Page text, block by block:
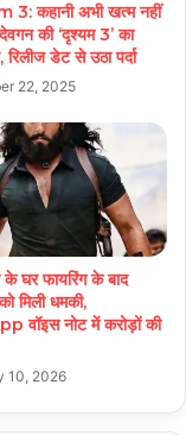
कहानी अभी खत्म नहीं
की ‘दृश्यम 3’ का
डेट से उठा पर्दा
22, 2025
के घर फायरिंग के बाद
मिली धमकी,
वॉइस नोट में करोड़ों की
10, 2026